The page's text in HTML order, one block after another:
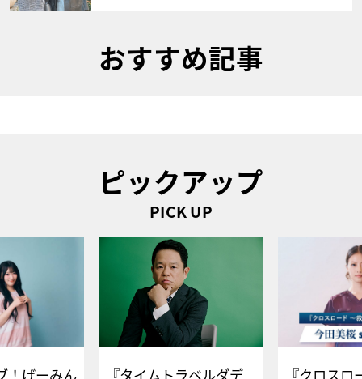
おすすめ記事
ピックアップ
PICK UP
！げーみん
『タイムトラベルダデ
『クロス